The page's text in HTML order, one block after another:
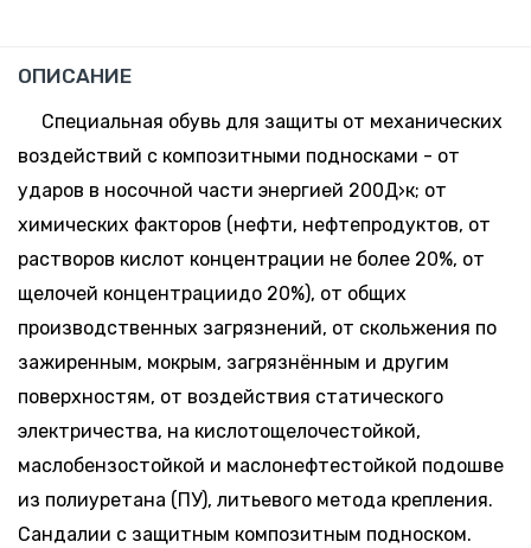
44
По
запросу
Поступление:
5-10 дней
- +
ОПИСАНИЕ
Специальная обувь для защиты от механических
воздействий с композитными подносками - от
ударов в носочной чacти энергией 200Д›к; от
химических факторов (нефти, нефтепродуктов, от
растворов кислот концентрации не более 20%, от
щелочей концентрациидо 20%), от общих
производственных загрязнений, от скольжения по
зажиренным, мокрым, загрязнённым и другим
поверхностям, от воздействия статического
электричества, на кислотощелочестойкой,
маслобензостойкой и маслонефтестойкой подошве
из полиуретана (ПУ), литьевого метода крепления.
Сандалии с защитным композитным подноском.